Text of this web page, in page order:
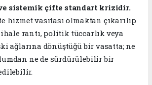
sistemik çifte standart krizidir.
hizmet vasıtası olmaktan çıkarılıp
rantı, politik tüccarlık veya
ağlarına dönüştüğü bir vasatta; ne
ne de sürdürülebilir bir